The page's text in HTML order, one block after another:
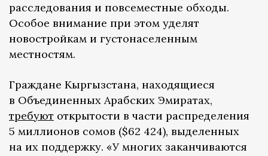
расследования и повсеместные обходы.
Особое внимание при этом уделят
новостройкам и густонаселенным
местностям.
Граждане Кыргызстана, находящиеся
в Объединенных Арабских Эмиратах,
требуют открытости в части распределения
5 миллионов сомов ($62 424), выделенных
на их поддержку. «У многих заканчиваются